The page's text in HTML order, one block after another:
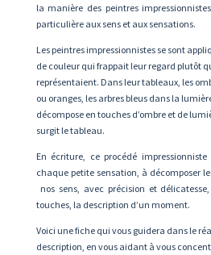
la manière des peintres
particulière aux sens et aux sensations.
Les peintres impressionnistes se sont
de couleur qui frappait leur regard plutôt
représentaient. Dans leur tableaux, les
ou oranges, les arbres bleus dans la
décompose en touches d’ombre et de
surgit le tableau.
En écriture, ce procédé
chaque petite sensation, à décomposer
nos sens, avec précision et
touches, la description d’un moment.
Voici une fiche qui vous guidera dans le
description, en vous aidant à vous